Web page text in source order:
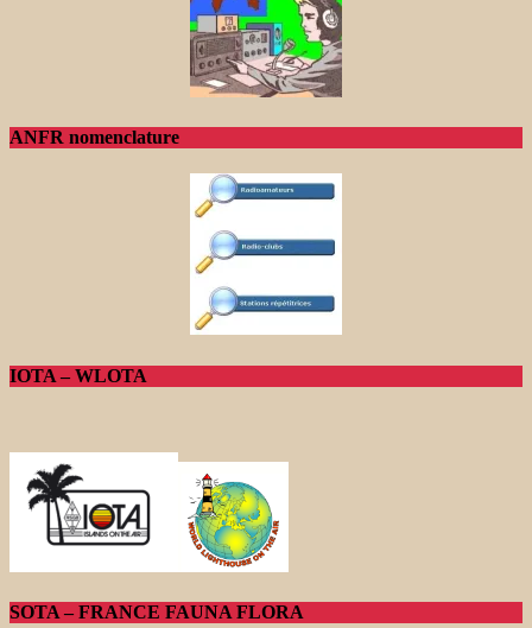
ANFR nomenclature
IOTA – WLOTA
SOTA – FRANCE FAUNA FLORA